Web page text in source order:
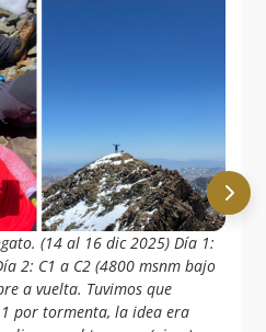
(14 al 16 dic 2025) Día 1:
2: C1 a C2 (4800 msnm bajo
a vuelta. Tuvimos que
por tormenta, la idea era